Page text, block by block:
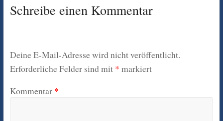
Schreibe einen Kommentar
Deine E-Mail-Adresse wird nicht veröffentlicht.
Erforderliche Felder sind mit * markiert
Kommentar *